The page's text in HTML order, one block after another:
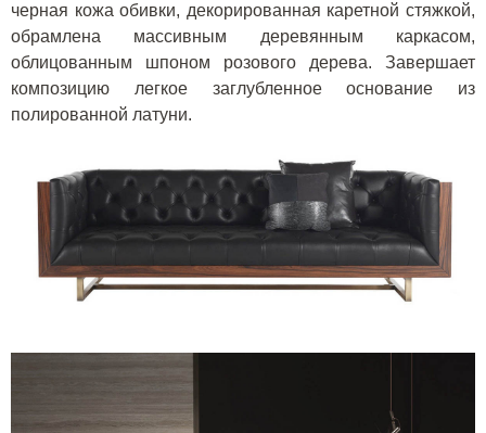
черная кожа обивки, декорированная каретной стяжкой,
обрамлена массивным деревянным каркасом,
облицованным шпоном розового дерева. Завершает
композицию легкое заглубленное основание из
полированной латуни.